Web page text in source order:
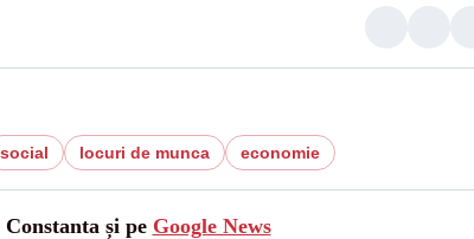
social locuri de munca economie
și pe Google News